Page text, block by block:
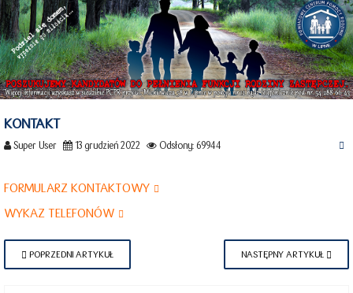
KONTAKT
Super User 13 grudzień 2022 Odsłony: 69944
FORMULARZ KONTAKTOWY
WYKAZ TELEFONÓW
POPRZEDNI ARTYKUŁ NASTĘPNY ARTYKUŁ